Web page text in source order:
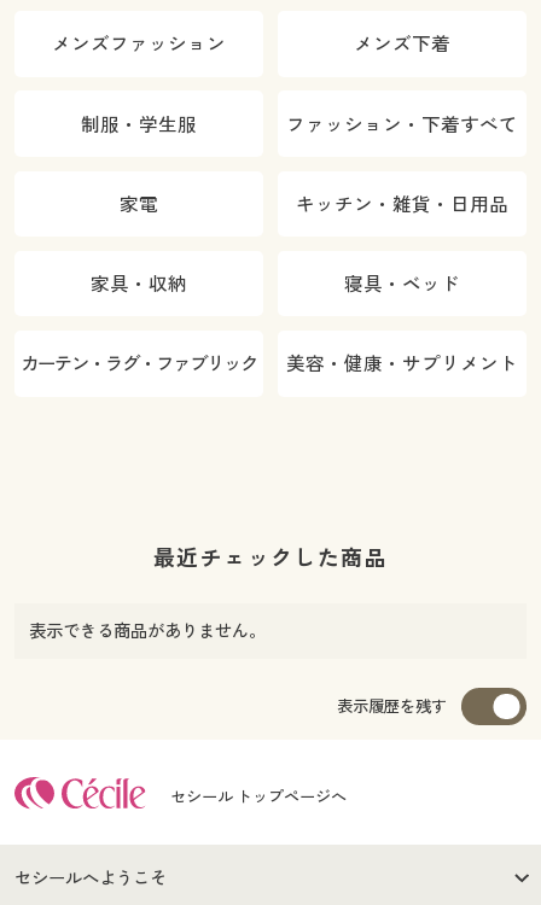
メンズファッション メンズ下着
制服・学生服 ファッション・下着すべて
家電 キッチン・雑貨・日用品
家具・収納 寝具・ベッド
カーテン・ラグ・ファブリック 美容・健康・サプリメント
最近チェックした商品
表示できる商品がありません。
表示履歴を残す
セシール トップページへ
セシールへようこそ